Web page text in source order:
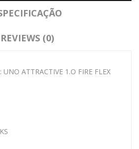
REVIEWS (0)
ATTRACTIVE 1.O FIRE FLEX